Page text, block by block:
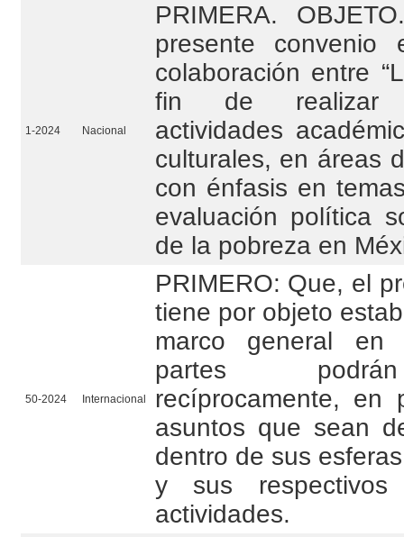
1-2024 Nacional
PRIMERA.
presente convenio
colaboración entre
fin de realizar
actividades
culturales, en áreas
con énfasis en
evaluación política
de la pobreza en
50-2024 Internacional
PRIMERO: Que, el
tiene por objeto
marco general
partes
recíprocamente, en
asuntos que sean
dentro de sus
y sus respectivos
actividades.